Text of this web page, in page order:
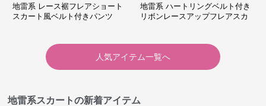
地雷系 レース裾フレアショート
スカート風ベルト付きパンツ
地雷系 ハートリングベルト付き
リボンレースアップフレアスカ
人気アイテム一覧へ
地雷系スカートの新着アイテム